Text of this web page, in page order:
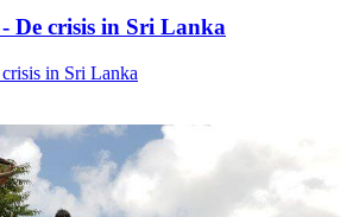
De crisis in Sri Lanka
in Sri Lanka